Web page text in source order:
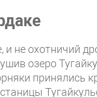
и не охотничий
озеро
принялись